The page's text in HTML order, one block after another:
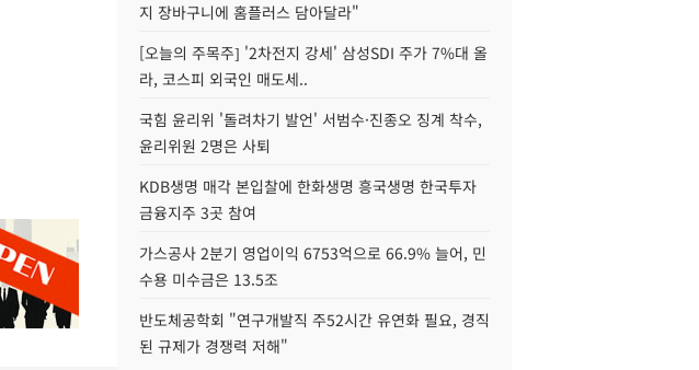
지 장바구니에 홈플러스 담아달라"
[오늘의 주목주] '2차전지 강세' 삼성SDI 주가 7%대 올
라, 코스피 외국인 매도세..
국힘 윤리위 '돌려차기 발언' 서범수·진종오 징계 착수,
윤리위원 2명은 사퇴
KDB생명 매각 본입찰에 한화생명 흥국생명 한국투자
금융지주 3곳 참여
가스공사 2분기 영업이익 6753억으로 66.9% 늘어, 민
수용 미수금은 13.5조
반도체공학회 "연구개발직 주52시간 유연화 필요, 경직
된 규제가 경쟁력 저해"